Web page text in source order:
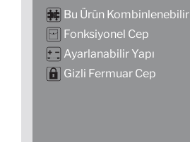
Bu Ürün Kombinlenebilir
Fonksiyonel Cep
Ayarlanabilir Yapı
Gizli Fermuar Cep